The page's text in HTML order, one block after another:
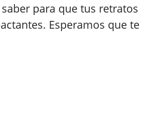
para que tus retratos
Esperamos que te